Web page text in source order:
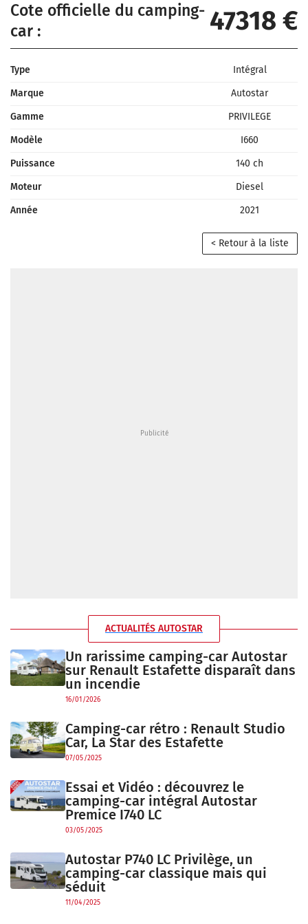
Cote officielle du camping-
car :
47318 €
Type
Intégral
Marque
Autostar
Gamme
PRIVILEGE
Modèle
I660
Puissance
140 ch
Moteur
Diesel
Année
2021
< Retour à la liste
ACTUALITÉS AUTOSTAR
Un rarissime camping-car Autostar
sur Renault Estafette disparaît dans
un incendie
16/01/2026
Camping-car rétro : Renault Studio
Car, La Star des Estafette
07/05/2025
Essai et Vidéo : découvrez le
camping-car intégral Autostar
Premice I740 LC
03/05/2025
Autostar P740 LC Privilège, un
camping-car classique mais qui
séduit
11/04/2025